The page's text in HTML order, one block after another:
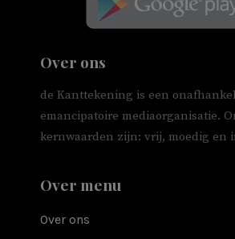
Over ons
de Kanttekening is een
emancipatoire mediaorganisatie.
kernwaarden zijn: vrij, moedig en
Over menu
Over ons